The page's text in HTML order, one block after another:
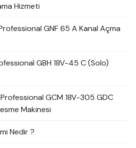
Hizmeti
GNF 65 A Kanal Açma
GBH 18V-45 C (Solo)
GCM 18V-305 GDC
Makinesi
Nedir ?